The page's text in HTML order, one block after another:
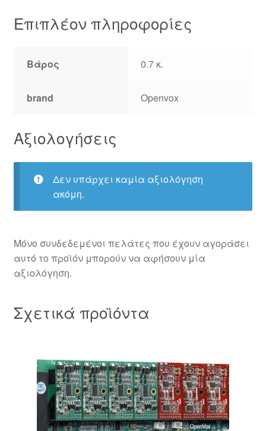
Επιπλέον πληροφορίες
Βάρος 0.7 κ.
brand Openvox
Αξιολογήσεις
Δεν υπάρχει καμία αξιολόγηση
ακόμη.
Μόνο συνδεδεμένοι πελάτες που έχουν αγοράσει
αυτό το προϊόν μπορούν να αφήσουν μία
αξιολόγηση.
Σχετικά προϊόντα